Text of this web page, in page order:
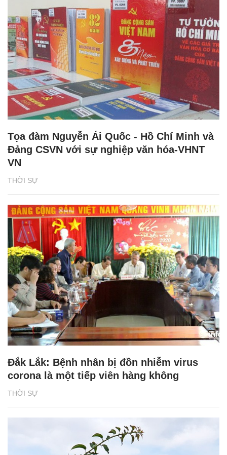
THỜI SỰ
Tọa đàm Nguyễn Ái Quốc - Hồ Chí Minh và
Đảng CSVN với sự nghiệp văn hóa-VHNT
VN
THỜI SỰ
Đắk Lắk: Bệnh nhân bị đồn nhiễm virus
corona là một tiếp viên hàng không